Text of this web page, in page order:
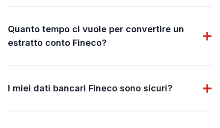
Quanto tempo ci vuole per convertire un
estratto conto Fineco?
I miei dati bancari Fineco sono sicuri?